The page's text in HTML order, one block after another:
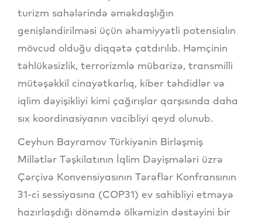
turizm sahələrində əməkdaşlığın
genişləndirilməsi üçün əhəmiyyətli potensialın
mövcud olduğu diqqətə çatdırılıb. Həmçinin
təhlükəsizlik, terrorizmlə mübarizə, transmilli
mütəşəkkil cinayətkarlıq, kiber təhdidlər və
iqlim dəyişikliyi kimi çağırışlar qarşısında daha
sıx koordinasiyanın vacibliyi qeyd olunub.
Ceyhun Bayramov Türkiyənin Birləşmiş
Millətlər Təşkilatının İqlim Dəyişmələri üzrə
Çərçivə Konvensiyasının Tərəflər Konfransının
31-ci sessiyasına (COP31) ev sahibliyi etməyə
hazırlaşdığı dönəmdə ölkəmizin dəstəyini bir